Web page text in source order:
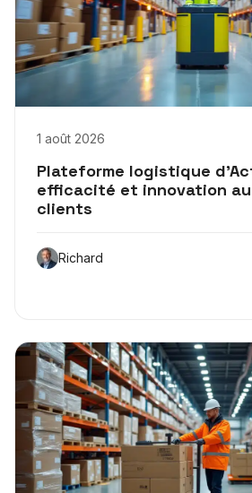
1 août 2026
Plateforme logistique
efficacité et innovation
clients
Richard